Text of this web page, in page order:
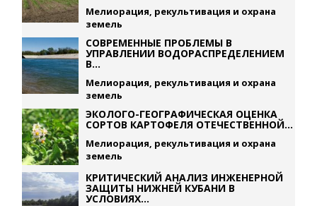
Мелиорация, рекультивация и охрана
земель
СОВРЕМЕННЫЕ ПРОБЛЕМЫ В
УПРАВЛЕНИИ ВОДОРАСПРЕДЕЛЕНИЕМ
В...
Мелиорация, рекультивация и охрана
земель
ЭКОЛОГО-ГЕОГРАФИЧЕСКАЯ ОЦЕНКА
СОРТОВ КАРТОФЕЛЯ ОТЕЧЕСТВЕННОЙ...
Мелиорация, рекультивация и охрана
земель
КРИТИЧЕСКИЙ АНАЛИЗ ИНЖЕНЕРНОЙ
ЗАЩИТЫ НИЖНЕЙ КУБАНИ В
УСЛОВИЯХ...